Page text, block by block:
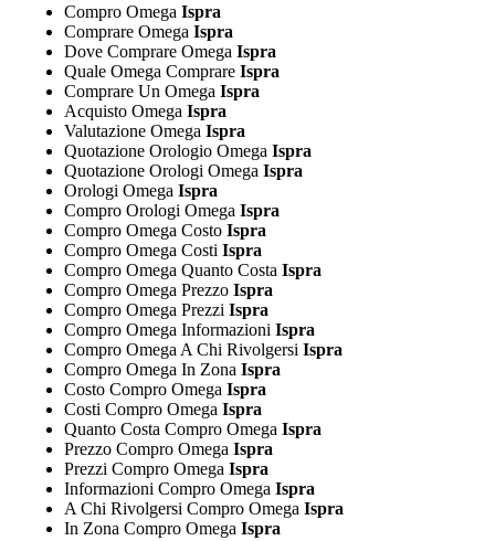
Compro Omega Ispra
Comprare Omega Ispra
Dove Comprare Omega Ispra
Quale Omega Comprare Ispra
Comprare Un Omega Ispra
Acquisto Omega Ispra
Valutazione Omega Ispra
Quotazione Orologio Omega Ispra
Quotazione Orologi Omega Ispra
Orologi Omega Ispra
Compro Orologi Omega Ispra
Compro Omega Costo Ispra
Compro Omega Costi Ispra
Compro Omega Quanto Costa Ispra
Compro Omega Prezzo Ispra
Compro Omega Prezzi Ispra
Compro Omega Informazioni Ispra
Compro Omega A Chi Rivolgersi Ispra
Compro Omega In Zona Ispra
Costo Compro Omega Ispra
Costi Compro Omega Ispra
Quanto Costa Compro Omega Ispra
Prezzo Compro Omega Ispra
Prezzi Compro Omega Ispra
Informazioni Compro Omega Ispra
A Chi Rivolgersi Compro Omega Ispra
In Zona Compro Omega Ispra